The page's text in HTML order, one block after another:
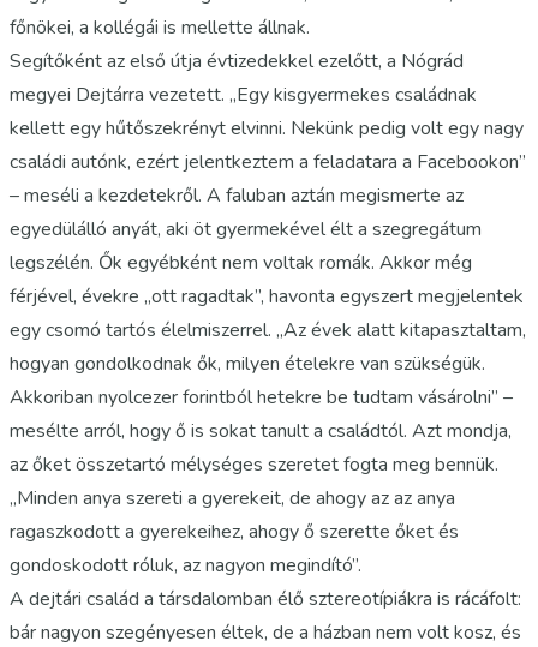
főnökei, a kollégái is mellette állnak.
Segítőként az első útja évtizedekkel ezelőtt, a Nógrád
megyei Dejtárra vezetett. „Egy kisgyermekes családnak
kellett egy hűtőszekrényt elvinni. Nekünk pedig volt egy nagy
családi autónk, ezért jelentkeztem a feladatara a Facebookon”
– meséli a kezdetekről. A faluban aztán megismerte az
egyedülálló anyát, aki öt gyermekével élt a szegregátum
legszélén. Ők egyébként nem voltak romák. Akkor még
férjével, évekre „ott ragadtak”, havonta egyszert megjelentek
egy csomó tartós élelmiszerrel. „Az évek alatt kitapasztaltam,
hogyan gondolkodnak ők, milyen ételekre van szükségük.
Akkoriban nyolcezer forintból hetekre be tudtam vásárolni” –
mesélte arról, hogy ő is sokat tanult a családtól. Azt mondja,
az őket összetartó mélységes szeretet fogta meg bennük.
„Minden anya szereti a gyerekeit, de ahogy az az anya
ragaszkodott a gyerekeihez, ahogy ő szerette őket és
gondoskodott róluk, az nagyon megindító”.
A dejtári család a társdalomban élő sztereotípiákra is rácáfolt:
bár nagyon szegényesen éltek, de a házban nem volt kosz, és